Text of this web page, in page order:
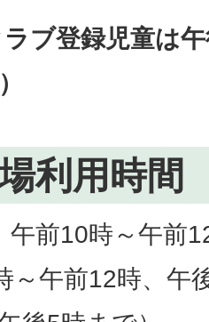
ラブ登録児童は
利用時間
午前10時～午前
～午前12時、午